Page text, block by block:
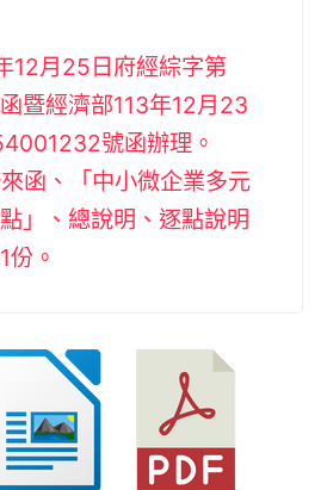
月25日府經綜字第
暨經濟部113年12月23
號函辦理。
函、「中小微企業多元
」、總說明、逐點說明
份。